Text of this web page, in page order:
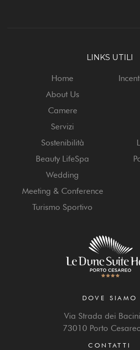
LINKS UTILI
Home
About Us
Camere
Servizi
Sostenibilità
Beauty LifeSpa
Wedding
Meeting & Conference
Turismo Sportivo
DOVE SIAMO
Via Strada dei
73010 Porto
CONTATTI